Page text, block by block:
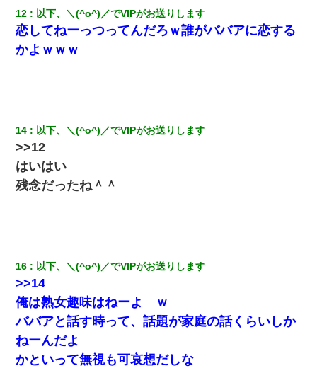
選ばれたの！絶対見に来てね！」→悲しい結果がこれ・・・
【悲報】お風呂で父親と姉が完全に行為してるんだが...
かったため妹有責での離婚になり…
書店「息子さんが万引きしました」私「はっ？(息子目の前にいる
し…)うちの子ではないので迎えに行きません」→息子を名乗って
た人物の正体が判明するも・・・
中途採用のAが部長から呼び出された。Aはヘラヘラと部屋に入っ
ていき、1時間後に号泣しながら出てきて…
【戦争】不妊の俺嫁に弟嫁が2日間4歳児を託児 俺嫁はそこまで気
にしてなかったが、あまりにも子供が俺嫁に懐くので最後らへん
顔引きつってた → そして弟嫁が迎えに来た翌日…
12 以下、＼(^o^)／でVIPがお送りします
恋してねーっつってんだろｗ誰がババアに恋する
かよｗｗｗ
14 以下、＼(^o^)／でVIPがお送りします
>>12
はいはい
残念だったね＾＾
16 以下、＼(^o^)／でVIPがお送りします
>>14
俺は熟女趣味はねーよ ｗ
ババアと話す時って、話題が家庭の話くらいしか
ねーんだよ
かといって無視も可哀想だしな